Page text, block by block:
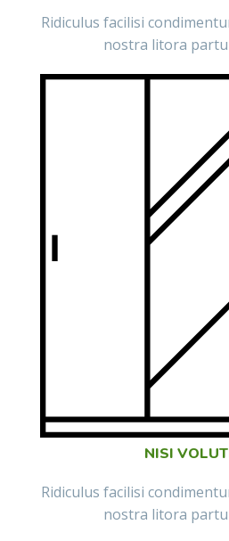
Ridiculus facilisi
nostra litora
NISI
Ridiculus facilisi
nostra litora